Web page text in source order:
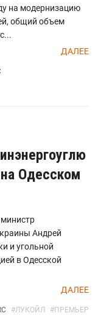
на модернизацию
общий объем
ДАЛЕЕ
Одесском
Андрей
и угольной
в Одесской
ДАЛЕЕ
#ЛУКОЙЛ #ПРЕМЬЕР